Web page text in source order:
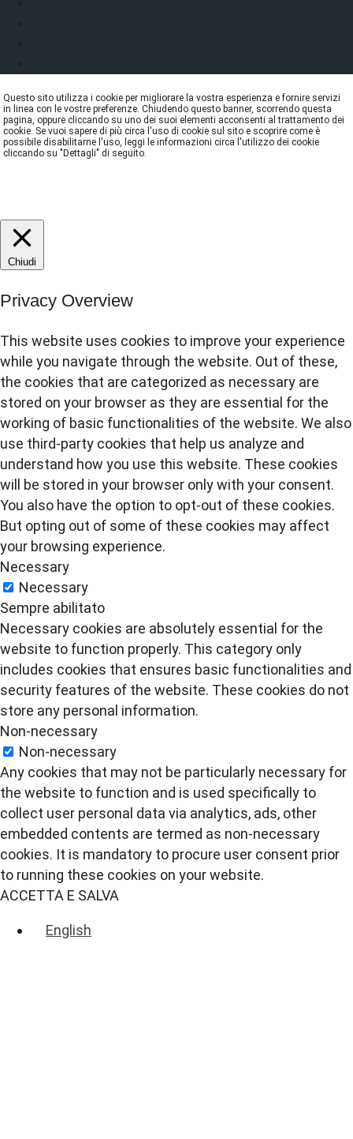
Questo sito utilizza i cookie per migliorare la vostra esperienza e fornire servizi
in linea con le vostre preferenze. Chiudendo questo banner, scorrendo questa
pagina, oppure cliccando su uno dei suoi elementi acconsenti al trattamento dei
cookie. Se vuoi sapere di più circa l'uso di cookie sul sito e scoprire come è
possibile disabilitarne l'uso, leggi le informazioni circa l'utilizzo dei cookie
cliccando su "Dettagli" di seguito.
Chiudi
Privacy Overview
This website uses cookies to improve your experience
while you navigate through the website. Out of these,
the cookies that are categorized as necessary are
stored on your browser as they are essential for the
working of basic functionalities of the website. We also
use third-party cookies that help us analyze and
understand how you use this website. These cookies
will be stored in your browser only with your consent.
You also have the option to opt-out of these cookies.
But opting out of some of these cookies may affect
your browsing experience.
Necessary
Necessary
Sempre abilitato
Necessary cookies are absolutely essential for the
website to function properly. This category only
includes cookies that ensures basic functionalities and
security features of the website. These cookies do not
store any personal information.
Non-necessary
Non-necessary
Any cookies that may not be particularly necessary for
the website to function and is used specifically to
collect user personal data via analytics, ads, other
embedded contents are termed as non-necessary
cookies. It is mandatory to procure user consent prior
to running these cookies on your website.
ACCETTA E SALVA
English